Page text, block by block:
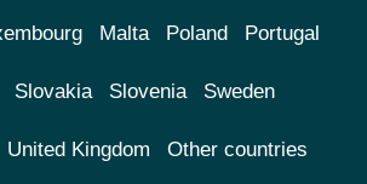
Malta Poland Portugal
Slovakia Slovenia Sweden
United Kingdom Other countries